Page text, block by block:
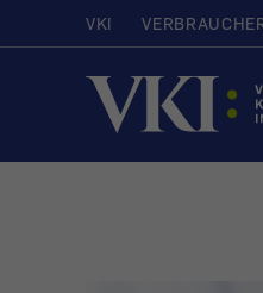
VKI
Startseite